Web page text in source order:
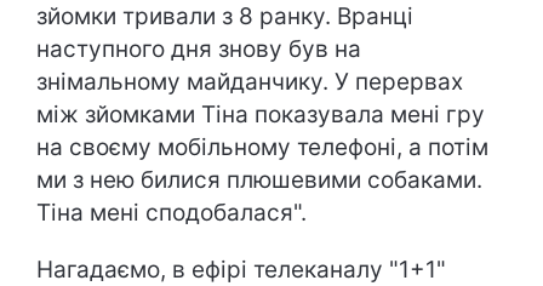
зйомки тривали з 8 ранку. Вранці
наступного дня знову був на
знімальному майданчику. У перервах
між зйомками Тіна показувала мені гру
на своєму мобільному телефоні, а потім
ми з нею билися плюшевими собаками.
Тіна мені сподобалася".
Нагадаємо, в ефірі телеканалу "1+1"